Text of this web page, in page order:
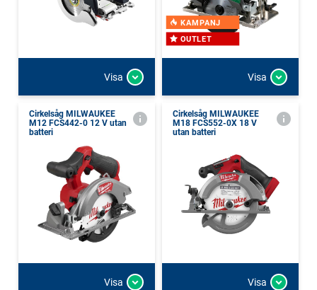
Visa
KAMPANJ
OUTLET
Visa
Cirkelsåg MILWAUKEE
M12 FCS442-0 12 V utan
batteri
Visa
Cirkelsåg MILWAUKEE
M18 FCS552-0X 18 V
utan batteri
Visa